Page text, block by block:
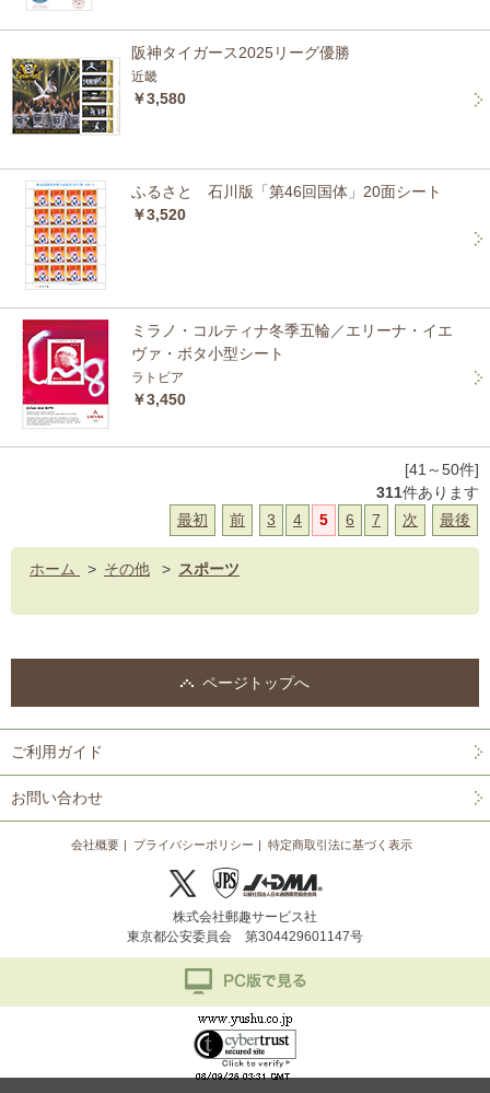
阪神タイガース2025リーグ優勝
近畿
￥3,580
ふるさと 石川版「第46回国体」20面シート
￥3,520
ミラノ・コルティナ冬季五輪／エリーナ・イエ
ヴァ・ボタ小型シート
ラトビア
￥3,450
[41～50件]
311件あります
最初
前 3 4 5 6 7 次 最後
ホーム > その他 > スポーツ
ページトップへ
ご利用ガイド
お問い合わせ
会社概要 プライバシーポリシー 特定商取引法に基づく表示
株式会社郵趣サービス社
東京都公安委員会 第304429601147号